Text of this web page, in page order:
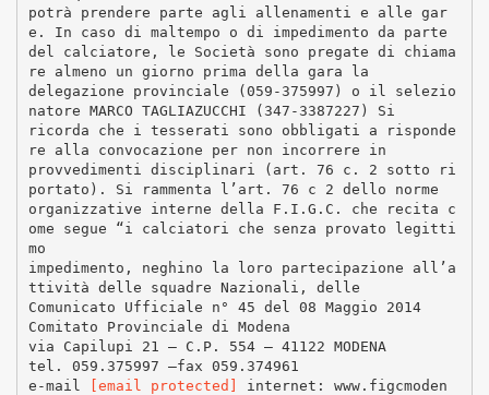
potrà prendere parte agli allenamenti e alle gar
e. In caso di maltempo o di impedimento da parte
del calciatore, le Società sono pregate di chiama
re almeno un giorno prima della gara la
delegazione provinciale (059-375997) o il selezio
natore MARCO TAGLIAZUCCHI (347-3387227) Si
ricorda che i tesserati sono obbligati a risponde
re alla convocazione per non incorrere in
provvedimenti disciplinari (art. 76 c. 2 sotto ri
portato). Si rammenta l’art. 76 c 2 dello norme
organizzative interne della F.I.G.C. che recita c
ome segue “i calciatori che senza provato legitti
mo
impedimento, neghino la loro partecipazione all’a
ttività delle squadre Nazionali, delle
Comunicato Ufficiale n° 45 del 08 Maggio 2014
Comitato Provinciale di Modena
via Capilupi 21 – C.P. 554 – 41122 MODENA
tel. 059.375997 –fax 059.374961
e-mail
[email protected]
internet: www.figcmoden